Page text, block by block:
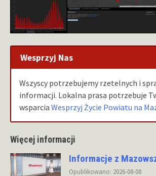
Wesprzyj Nas
Wszyscy potrzebujemy rzetelnych i
informacji. Lokalna prasa potrzebuje
wsparcia Wesprzyj Życie Powiatu na
Więcej informacji
Informacje z
Opublikowano: 2026-08-08